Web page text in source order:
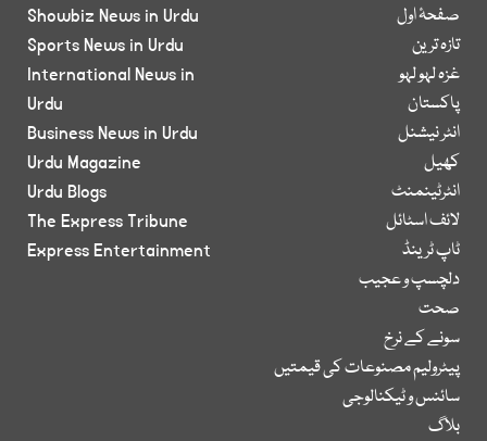
صفحۂ اول
تازہ ترین
غزہ لہو لہو
پاکستان
انٹر نیشنل
کھیل
انٹرٹینمنٹ
لائف اسٹائل
ٹاپ ٹرینڈ
دلچسپ و عجیب
صحت
سونے کے نرخ
پیٹرولیم مصنوعات کی قیمتیں
سائنس و ٹیکنالوجی
بلاگ
Showbiz News in Urdu
Sports News in Urdu
International News in
Urdu
Business News in Urdu
Urdu Magazine
Urdu Blogs
The Express Tribune
Express Entertainment